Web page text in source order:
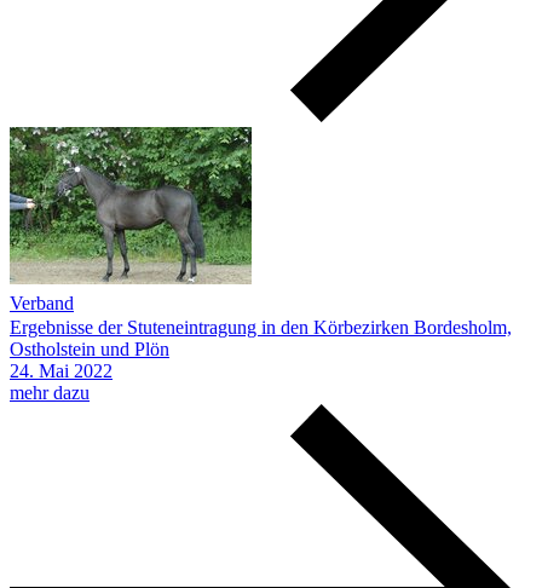
Verband
Ergebnisse der Stuteneintragung in den Körbezirken Bordesholm,
Ostholstein und Plön
24. Mai 2022
mehr dazu